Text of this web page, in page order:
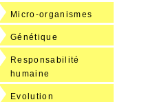
Micro-organismes
Génétique
Responsabilité
humaine
Evolution